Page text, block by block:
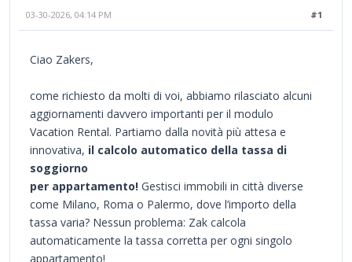
#1
03-30-2026, 04:14 PM
Ciao Zakers,
come richiesto da molti di voi, abbiamo rilasciato alcuni
aggiornamenti davvero importanti per il modulo
Vacation Rental. Partiamo dalla novità più attesa e
innovativa, il calcolo automatico della tassa di
soggiorno
per appartamento! Gestisci immobili in città diverse
come Milano, Roma o Palermo, dove l’importo della
tassa varia? Nessun problema: Zak calcola
automaticamente la tassa corretta per ogni singolo
appartamento!